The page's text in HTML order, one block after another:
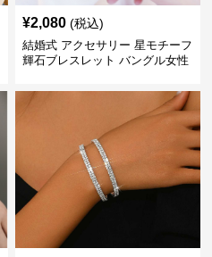
¥2,080 (税込)
結婚式 アクセサリー 星モチーフ
輝石ブレスレット バングル女性